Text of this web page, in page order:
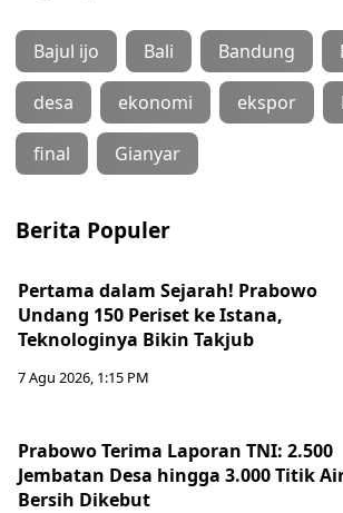
Bajul ijo Bali Bandung
desa ekonomi ekspor
final Gianyar
Berita Populer
Pertama dalam Sejarah! Prabowo
Undang 150 Periset ke Istana,
Teknologinya Bikin Takjub
7 Agu 2026, 1:15 PM
Prabowo Terima Laporan TNI: 2.500
Jembatan Desa hingga 3.000 Titik
Bersih Dikebut